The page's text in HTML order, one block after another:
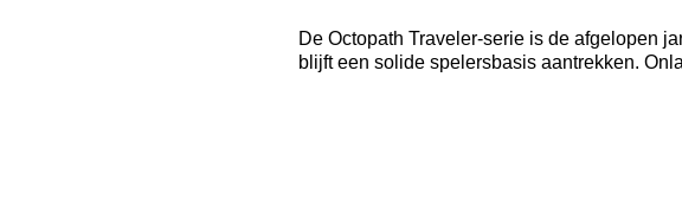
De Octopath Traveler-serie is de afgelopen
blijft een solide spelersbasis aantrekken.